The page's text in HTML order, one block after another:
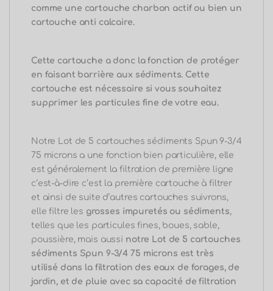
comme une cartouche charbon actif ou bien un
cartouche anti calcaire.
Cette cartouche a donc la fonction de protéger
en faisant barrière aux sédiments. Cette
cartouche est nécessaire si vous souhaitez
supprimer les particules fine de votre eau.
Notre Lot de 5 cartouches sédiments Spun 9-3/4
75 microns a une fonction bien particulière, elle
est généralement la filtration de première ligne
c‘est-à-dire c‘est la première cartouche à filtrer
et ainsi de suite d’autres cartouches suivrons,
elle filtre les grosses impuretés ou sédiments,
telles que les particules fines, boues, sable,
poussière, mais aussi notre Lot de 5 cartouches
sédiments Spun 9-3/4 75 microns est très
utilisé dans la filtration des eaux de forages, de
jardin, et de pluie avec sa capacité de filtration